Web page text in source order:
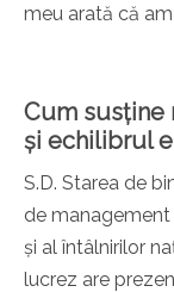
meu arată că
Cum susține
și echilibrul
S.D. Starea de
de
și al întâlnirilor
lucrez are